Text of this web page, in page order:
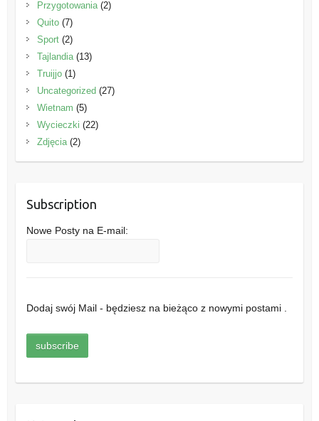
Przygotowania(2)
Quito(7)
Sport(2)
Tajlandia(13)
Truijjo(1)
Uncategorized (27)
Wietnam (5)
Wycieczki (22)
Zdjęcia(2)
Subscription
Nowe Posty na E-mail:
Dodaj swój Mail - będziesz na bieżąco z nowymi postami .